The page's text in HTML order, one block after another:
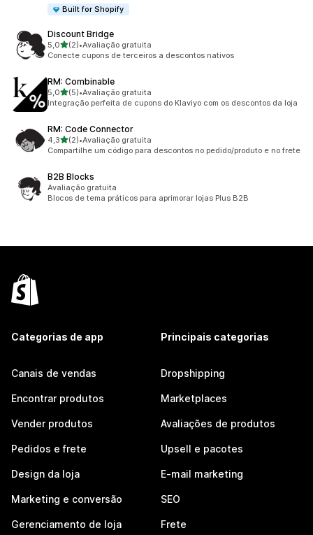
Built for Shopify
Discount Bridge
5,0de 5 estrelas
(2)
2 avaliações ao todo
•Avaliação gratuita
Conecte cupons de terceiros a descontos nativos
RM: Combinable
5,0de 5 estrelas
(5)
5 avaliações ao todo
•Avaliação gratuita
Integração perfeita de cupons do Klaviyo com os descontos da loja
RM: Code Connector
4,3de 5 estrelas
(2)
2 avaliações ao todo
•Avaliação gratuita
Compartilhe um código para descontos no pedido/produto e no frete
B2B Blocks
Avaliação gratuita
Blocos de tema práticos para aprimorar lojas Plus B2B
Categorias de app
Canais de vendas
Encontrar produtos
Vender produtos
Pedidos e frete
Design da loja
Marketing e conversão
Gerenciamento de loja
Principais categorias
Dropshipping
Marketplaces
Avaliações de produtos
Upsell e pacotes
E-mail marketing
SEO
Frete